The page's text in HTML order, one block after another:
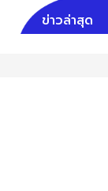
ข่าวล่าสุด